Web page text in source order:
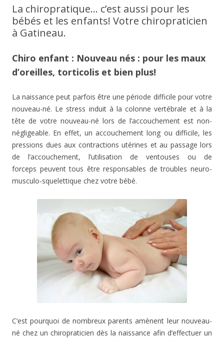
La chiropratique… c’est aussi pour les
bébés et les enfants! Votre chiropraticien
à Gatineau.
Chiro enfant : Nouveau nés : pour les maux
d’oreilles, torticolis et bien plus!
La naissance peut parfois être une période difficile pour votre
nouveau-né. Le stress induit à la colonne vertébrale et à la
tête de votre nouveau-né lors de l’accouchement est non-
négligeable. En effet, un accouchement long ou difficile, les
pressions dues aux contractions utérines et au passage lors
de l’accouchement, l’utilisation de ventouses ou de
forceps peuvent tous être responsables de troubles neuro-
musculo-squelettique chez votre bébé.
C’est pourquoi de nombreux parents amènent leur nouveau-
né chez un chiropraticien dès la naissance afin d’effectuer un